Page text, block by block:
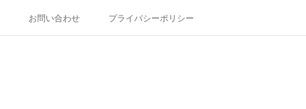
お問い合わせ プライバシーポリシー